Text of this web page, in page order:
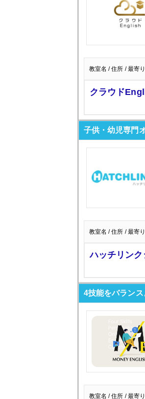
教室名 / 住所 / 最寄
クラウド
子供・幼児専門
教室名 / 住所 / 最寄
ハッチリン
4技能をバラン
教室名 / 住所 / 最寄